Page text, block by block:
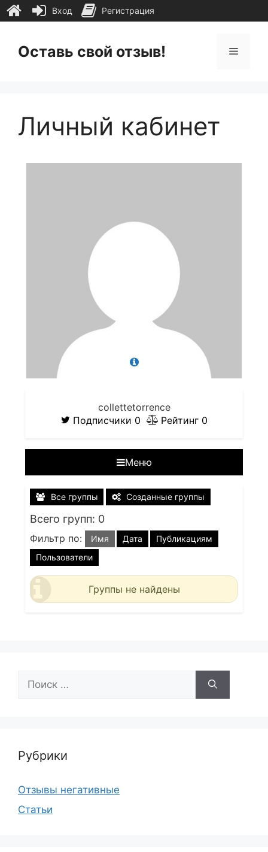
содержимому
Оставь свой отзыв! Меню
Личный кабинет
collettetorrence
Подписчики 0 Рейтинг 0
Меню
Все группы Созданные группы
Всего групп: 0
Фильтр по: Имя Дата
Публикациям
Пользователи
Группы не найдены
Рубрики
Отзывы негативные
Статьи
Вход Регистрация